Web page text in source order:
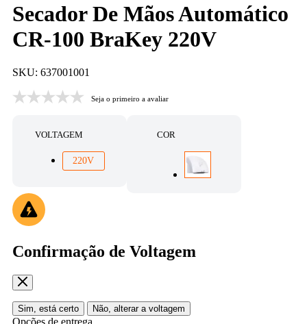
Secador De Mãos Automático
CR-100 BraKey 220V
SKU: 637001001
Seja o primeiro a avaliar
VOLTAGEM
220V
Confirmação de Voltagem
Sim, está certo Não, alterar a voltagem
COR
Opções de entrega